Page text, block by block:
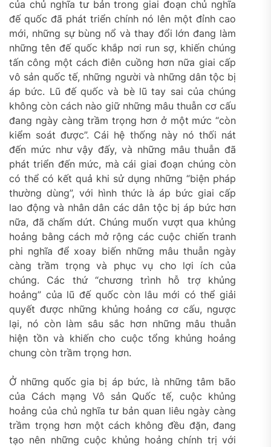
của chủ nghĩa tư bản trong giai đoạn chủ nghĩa
đế quốc đã phát triển chính nó lên một đỉnh cao
mới, những sự bùng nổ và thay đổi lớn đang làm
những tên đế quốc khắp nơi run sợ, khiến chúng
tấn công một cách điên cuồng hơn nữa giai cấp
vô sản quốc tế, những người và những dân tộc bị
áp bức. Lũ đế quốc và bè lũ tay sai của chúng
không còn cách nào giữ những mâu thuẫn cơ cấu
đang ngày càng trầm trọng hơn ở một mức “còn
kiểm soát được”. Cái hệ thống này nó thối nát
đến mức như vậy đấy, và những mâu thuẫn đã
phát triển đến mức, mà cái giai đoạn chúng còn
có thể có kết quả khi sử dụng những “biện pháp
thường dùng”, với hình thức là áp bức giai cấp
lao động và nhân dân các dân tộc bị áp bức hơn
nữa, đã chấm dứt. Chúng muốn vượt qua khủng
hoảng bằng cách mở rộng các cuộc chiến tranh
phi nghĩa để xoay biến những mâu thuẫn ngày
càng trầm trọng và phục vụ cho lợi ích của
chúng. Các thứ “chương trình hỗ trợ khủng
hoảng” của lũ đế quốc còn lâu mới có thể giải
quyết được những khủng hoảng cơ cấu, ngược
lại, nó còn làm sâu sắc hơn những mâu thuẫn
hiện tồn và khiến cho cuộc tổng khủng hoảng
chung còn trầm trọng hơn.
Ở những quốc gia bị áp bức, là những tâm bão
của Cách mạng Vô sản Quốc tế, cuộc khủng
hoảng của chủ nghĩa tư bản quan liêu ngày càng
trầm trọng hơn một cách không đều đặn, đang
tạo nên những cuộc khủng hoảng chính trị với